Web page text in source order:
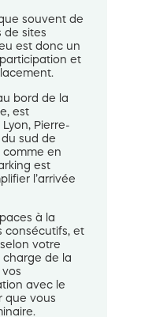
souvent de
de sites
est donc un
et
bord de la
est
Pierre-
du sud de
comme en
est
l’arrivée
à la
consécutifs, et
votre
charge de la
avec le
que vous